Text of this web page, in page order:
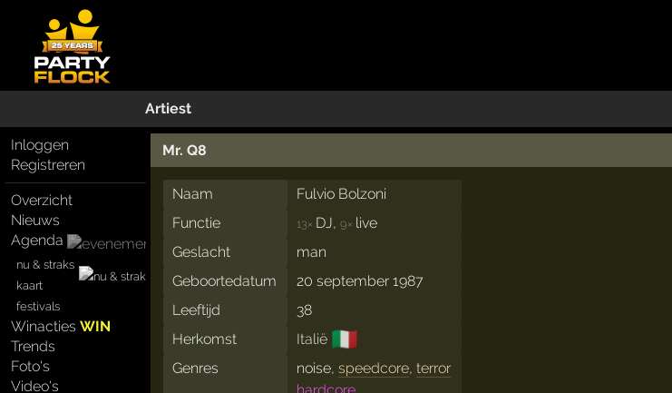
Artiest
Inloggen
Registreren
Overzicht
Nieuws
Agenda
nu & straks
kaart
festivals
WinactiesWIN
Trends
Foto's
Video's
Mr. Q8
Naam
Fulvio Bolzoni
Functie
13× DJ,9× live
Geslacht
man
Geboortedatum
20 september 1987
Leeftijd
38
Herkomst
Italië 🇮🇹
Genres noise,speedcore,terror